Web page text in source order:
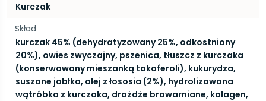
Kurczak
Skład
kurczak 45% (dehydratyzowany 25%, odkostniony
20%), owies zwyczajny, pszenica, tłuszcz z kurczaka
(konserwowany mieszanką tokoferoli), kukurydza,
suszone jabłka, olej z łososia (2%), hydrolizowana
wątróbka z kurczaka, drożdże browarniane, kolagen,